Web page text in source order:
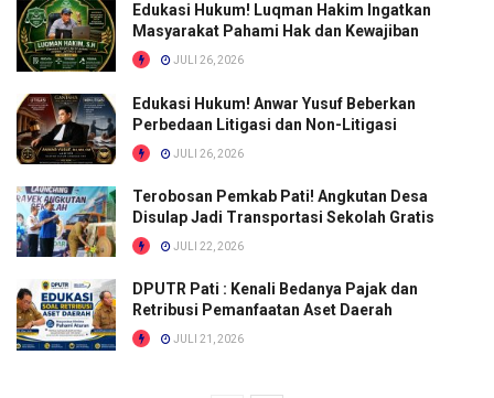
Edukasi Hukum! Luqman Hakim Ingatkan
Masyarakat Pahami Hak dan Kewajiban
JULI 26, 2026
Edukasi Hukum! Anwar Yusuf Beberkan
Perbedaan Litigasi dan Non-Litigasi
JULI 26, 2026
Terobosan Pemkab Pati! Angkutan Desa
Disulap Jadi Transportasi Sekolah Gratis
JULI 22, 2026
DPUTR Pati : Kenali Bedanya Pajak dan
Retribusi Pemanfaatan Aset Daerah
JULI 21, 2026